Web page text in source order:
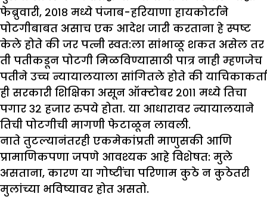
फेब्रुवारी, २०१८ मध्ये पंजाब-हरियाणा हायकोर्टाने
पोटगीबाबत असाच एक आदेश जारी करताना हे स्पष्ट
केले होते की जर पत्नी स्वत:ला सांभाळू शकत असेल तर
ती पतीकडून पोटगी मिळविण्यासाठी पात्र नाही म्हणजेच
पतीने उच्च न्यायालयाला सांगितले होते की याचिकाकर्ता
ही सरकारी शिक्षिका असून ऑक्टोबर २०११ मध्ये तिचा
पगार ३२ हजार रुपये होता. या आधारावर न्यायालयाने
तिची पोटगीची मागणी फेटाळून लावली.
नाते तुटल्यानंतरही एकमेकांप्रती माणुसकी आणि
प्रामाणिकपणा जपणे आवश्यक आहे विशेषत: मुले
असताना, कारण या गोष्टींचा परिणाम कुठे न कुठेतरी
मुलांच्या भविष्यावर होत असतो.